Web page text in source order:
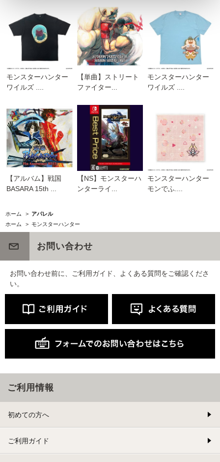
モンスターハンター
ワイルズ ....
【単曲】ストリート
ファイター...
モンスターハンター
ワイルズ ....
【アルバム】戦国
BASARA 15th ...
【NS】モンスターハ
ンターライ...
モンスターハンター
モンでふ....
ホーム > アパレル
ホーム
> モンスターハンター
お問い合わせ
お問い合わせ前に、ご利用ガイド、よくある質問をご確認くださ
い。
ご利用情報
初めての方へ
ご利用ガイド